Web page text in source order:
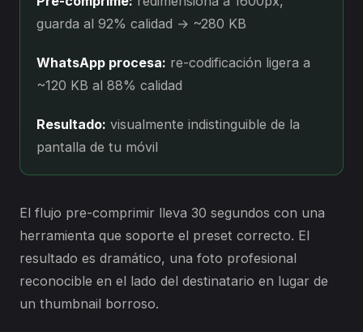
guarda al 92% calidad → ~280 KB
WhatsApp procesa: re-codificación ligera a
~120 KB al 88% calidad
Resultado: visualmente indistinguible de la
pantalla de tu móvil
El flujo pre-comprimir lleva 30 segundos con una
herramienta que soporte el preset correcto. El
resultado es dramático, una foto profesional
reconocible en el lado del destinatario en lugar de
un thumbnail borroso.